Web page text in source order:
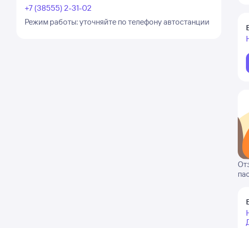
+7 (38555) 2-31-02
Режим работы:уточняйте по телефону автостанции